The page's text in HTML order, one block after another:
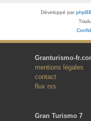
Développé par
Granturismo-
mentions légales
contact
flux rss
Gran Turismo 7